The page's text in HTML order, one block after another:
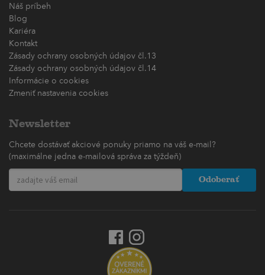
Náš príbeh
Blog
Kariéra
Kontakt
Zásady ochrany osobných údajov čl.13
Zásady ochrany osobných údajov čl.14
Informácie o cookies
Zmeniť nastavenia cookies
Newsletter
Chcete dostávať akciové ponuky priamo na váš e-mail?
(maximálne jedna e-mailová správa za týždeň)
Odoberať